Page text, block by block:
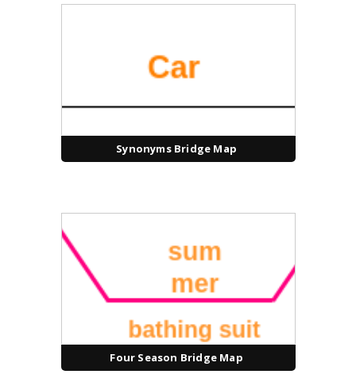
Synonyms Bridge Map
Four Season Bridge Map